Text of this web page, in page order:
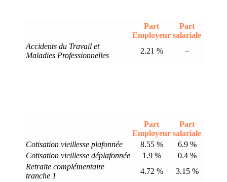
Part
Employeur
Part
salariale
Accidents du Travail et
Maladies Professionnelles
2.21 % –
Part
Employeur
Part
salariale
Cotisation vieillesse plafonnée
8.55 %
6.9 %
Cotisation vieillesse déplafonnée
1.9 %
0.4 %
Retraite complémentaire
tranche 1
4.72 %
3.15 %